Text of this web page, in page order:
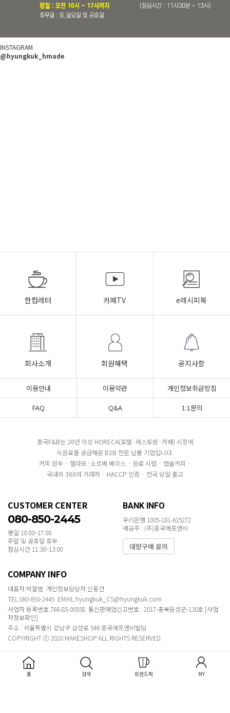
INSTAGRAM
@hyungkuk_hmade
한컵레터 카페TV e레시피북
회사소개 회원혜택 공지사항
이용안내 이용약관
개인정보취급방침
FAQ
Q&A 1:1문의
흥국F&B는 20년 이상 HORECA(호텔·레스토랑·카페) 시장에
식음료를 공급해온 B2B 전문 납품 기업입니다.
커피 원두 · 젤라또·소르베 베이스 · 음료 시럽 · 캡슐커피 ·
국내외 300여 거래처 · HACCP 인증 · 전국 당일 출고
CUSTOMER CENTER
080-850-2445
평일 10:00~17:00
주말 및 공휴일 휴무
점심시간 11:30~13:00
BANK INFO
우리은행 1005-101-615272
예금주 : (주)흥국에프엔비
대량구매 문의
COMPANY INFO
대표자:박철범 개인정보담당자:신동건
TEL:080-850-2445 EMAIL:hyungkuk_CS@hyungkuk.com
사업자 등록번호:766-85-00558 통신판매업신고번호 : 2017-충북음성군-130호 [사업
자정보확인]
주소 : 서울특별시 강남구 삼성로 546 흥국에프엔비빌딩
COPYRIGHT ⓒ 2020 MAKESHOP ALL RIGHTS RESERVED.
홈 검색 트렌드픽 MY